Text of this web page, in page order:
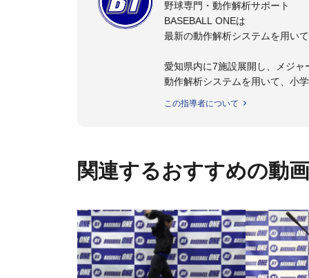
野球専門・動作解析サポート
BASEBALL ONEは
最新の動作解析システムを用い
愛知県内に7施設展開し、メジャ
動作解析システムを用いて、小
この指導者について
関連するおすすめの動画